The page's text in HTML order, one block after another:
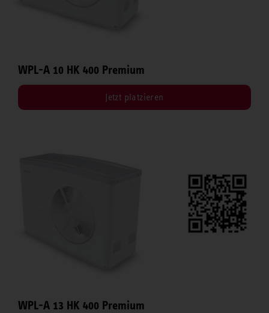
WPL-A 10 HK 400 Premium
Jetzt platzieren
WPL-A 13 HK 400 Premium